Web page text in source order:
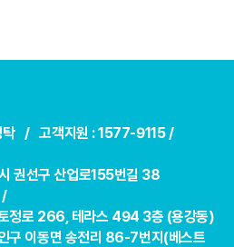
탁 / 고객지원 : 1577-9115 /
권선구 산업로155번길 38
/
정로 266, 테라스 494 3층 (용강동)
구 이동면 송전리 86-7번지(베스트